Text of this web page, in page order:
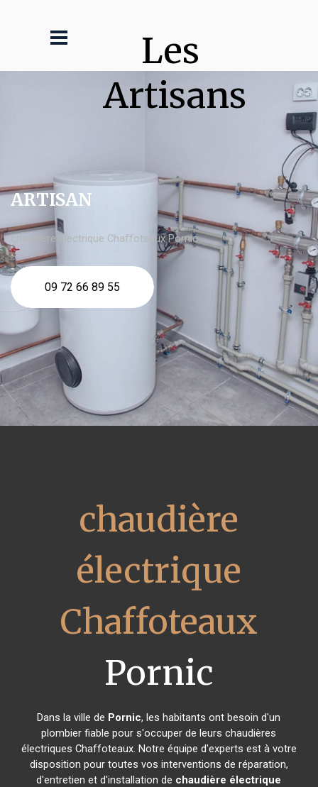
Les
Artisans
ARTISAN
chaudière électrique Chaffoteaux Pornic
09 72 66 89 55
chaudière
électrique
Chaffoteaux
Pornic
Dans la ville de Pornic, les habitants ont besoin d'un
plombier fiable pour s'occuper de leurs chaudières
électriques Chaffoteaux. Notre équipe d'experts est à votre
disposition pour toutes vos interventions de réparation,
d'entretien et d'installation de chaudière électrique